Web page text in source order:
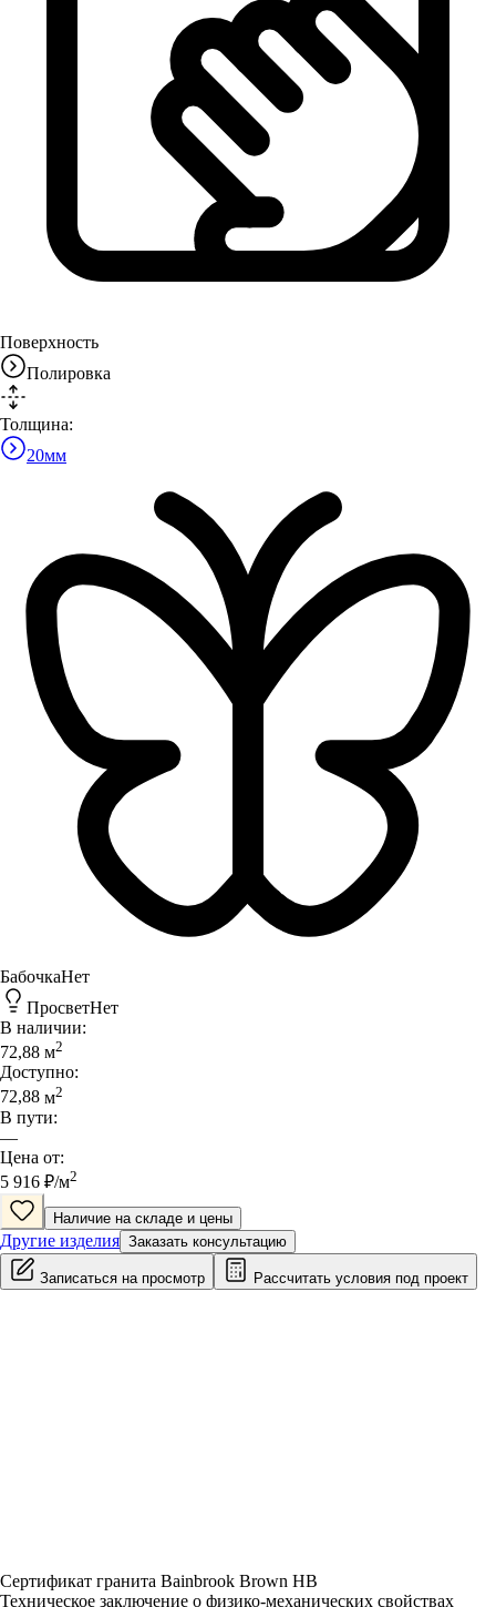
Поверхность
Полировка
Толщина:
20мм
БабочкаНет
ПросветНет
В наличии:
72,88 м2
Доступно:
72,88 м2
В пути:
—
Цена от:
5 916 ₽/м2
Наличие на складе и цены
Другие изделия Заказать консультацию
Записаться на просмотр Рассчитать условия под проект
Сертификат гранита Bainbrook Brown HB
Техническое заключение о физико-механических свойствах